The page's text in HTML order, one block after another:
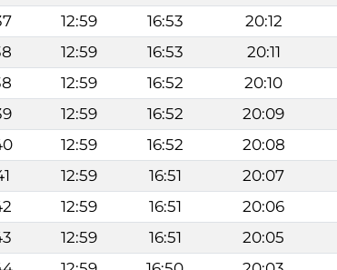
12:59 16:53 20:12
12:59 16:53 20:11
12:59 16:52 20:10
12:59 16:52 20:09
12:59 16:52 20:08
12:59 16:51 20:07
12:59 16:51 20:06
12:59 16:51 20:05